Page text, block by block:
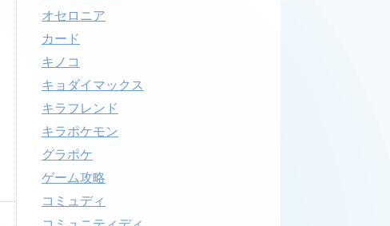
オセロニア
カード
キノコ
キョダイマックス
キラフレンド
キラポケモン
グラポケ
ゲーム攻略
コミュディ